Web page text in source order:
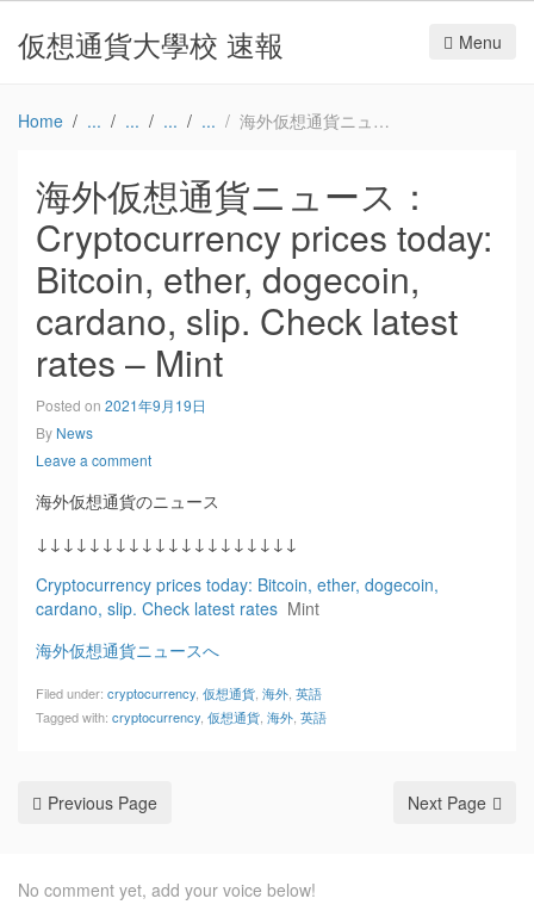
仮想通貨大學校 速報 Menu
Home 海外仮想通貨ニュース：Cryptocurrency prices today: Bitcoin, ether, dogecoin, cardano, slip. Check latest rates – Mint
海外仮想通貨ニュース：
Cryptocurrency prices today:
Bitcoin, ether, dogecoin,
cardano, slip. Check latest
rates – Mint
Posted on 2021年9月19日
By News
Leave a comment
海外仮想通貨のニュース
↓↓↓↓↓↓↓↓↓↓↓↓↓↓↓↓↓↓↓↓
Cryptocurrency prices today: Bitcoin, ether, dogecoin,
cardano, slip. Check latest rates Mint
海外仮想通貨ニュースへ
Filed under: cryptocurrency 仮想通貨 海外 英語
Tagged with: cryptocurrency 仮想通貨 海外 英語
Previous Page Next Page
No comment yet, add your voice below!